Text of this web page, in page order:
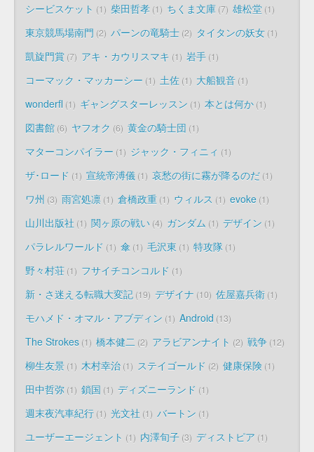
シービスケット 1 柴田哲孝 1 ちくま文庫 7 雄松堂 1
東京競馬場南門 2 パーンの竜騎士 2 タイタンの妖女 1
凱旋門賞 7 アキ・カウリスマキ 1 岩手 1
コーマック・マッカーシー 1 土佐 1 大船観音 1
wonderfl 1 ギャングスターレッスン 1 本とは何か 1
図書館 6 ヤフオク 6 黄金の騎士団 1
マターコンパイラー 1 ジャック・フィニィ 1
ザ･ロード 1 宣統帝溥儀 1 哀愁の街に霧が降るのだ 1
ワ州 3 雨宮処凛 1 倉橋政重 1 ウィルス 1 evoke 1
山川出版社 1 関ヶ原の戦い 4 ガンダム 1 デザイン 1
パラレルワールド 1 傘 1 毛沢東 1 特攻隊 1
野々村荘 1 フサイチコンコルド 1
新・さ迷える転職大変記 19 デザイナ 10 佐屋嘉兵衛 1
モハメド・オマル・アブディン 1 Android 13
The Strokes 1 橋本健二 2 アラビアンナイト 2 戦争 12
柳生友景 1 木村幸治 1 ステイゴールド 2 健康保険 1
田中哲弥 1 鎖国 1 ディズニーランド 1
週末夜汽車紀行 1 光文社 1 バートン 1
ユーザーエージェント 1 内澤旬子 3 ディストピア 1